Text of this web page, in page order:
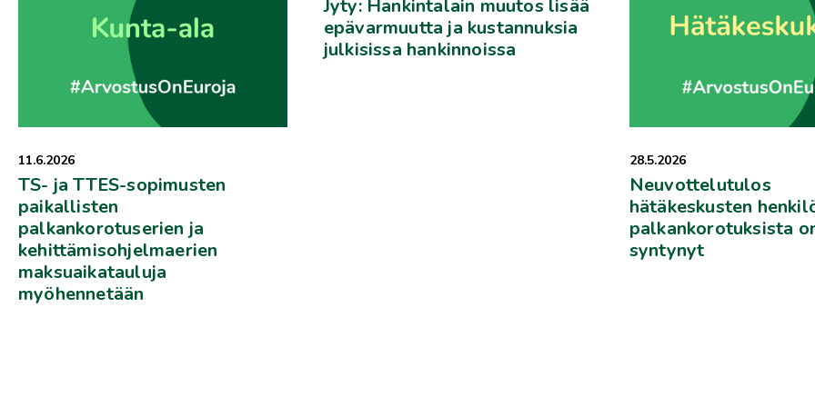
11.6.2026
TS- ja TTES-sopimusten
paikallisten
palkankorotuserien ja
kehittämisohjelmaerien
maksuaikatauluja
myöhennetään
Jyty: Hankintalain muutos lisää
epävarmuutta ja kustannuksia
julkisissa hankinnoissa
28.5.2026
Neuvottelutulos
hätäkeskusten
palkankorotuksista
syntynyt